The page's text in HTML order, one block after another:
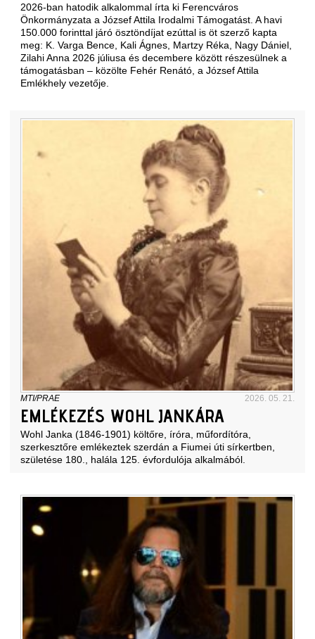
2026-ban hatodik alkalommal írta ki Ferencváros
Önkormányzata a József Attila Irodalmi Támogatást. A havi
150.000 forinttal járó ösztöndíjat ezúttal is öt szerző kapta
meg: K. Varga Bence, Kali Ágnes, Martzy Réka, Nagy Dániel,
Zilahi Anna 2026 júliusa és decembere között részesülnek a
támogatásban – közölte Fehér Renátó, a József Attila
Emlékhely vezetője.
MTI/PRAE 2026. 05. 21.
EMLÉKEZÉS WOHL JANKÁRA
Wohl Janka (1846-1901) költőre, íróra, műfordítóra,
szerkesztőre emlékeztek szerdán a Fiumei úti sírkertben,
születése 180., halála 125. évfordulója alkalmából.